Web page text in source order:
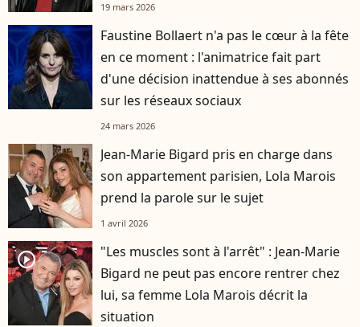
19 mars 2026
Faustine Bollaert n'a pas le cœur à la fête
en ce moment : l'animatrice fait part
d'une décision inattendue à ses abonnés
sur les réseaux sociaux
24 mars 2026
Jean-Marie Bigard pris en charge dans
son appartement parisien, Lola Marois
prend la parole sur le sujet
1 avril 2026
player2
"Les muscles sont à l'arrêt" : Jean-Marie
Bigard ne peut pas encore rentrer chez
lui, sa femme Lola Marois décrit la
situation